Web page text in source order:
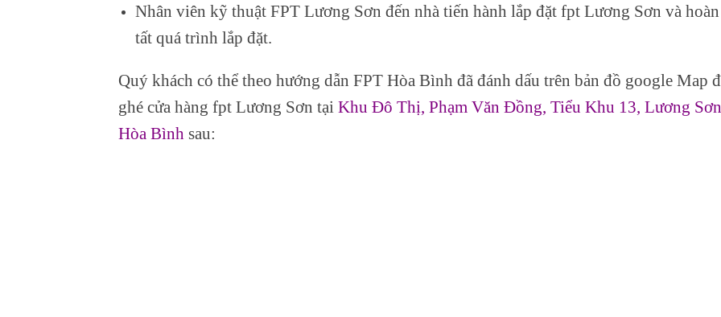
Nhân viên kỹ thuật FPT Lương Sơn đến nhà tiến hành lắp đặt fpt Lương Sơn và hoàn
tất quá trình lắp đặt.
Quý khách có thể theo hướng dẫn FPT Hòa Bình đã đánh dấu trên bản đồ google Map
ghé cửa hàng fpt Lương Sơn tại Khu Đô Thị, Phạm Văn Đồng, Tiểu Khu 13, Lương
Hòa Bình sau: